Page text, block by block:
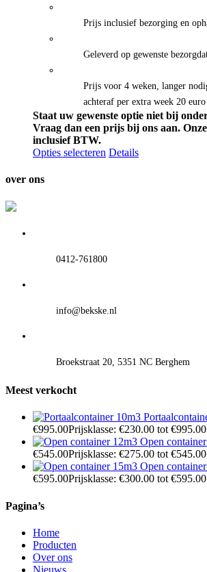
Prijs inclusief bezorging en
Geleverd op gewenste
Prijs voor 4 weken, langer
achteraf per extra week 20
Staat uw gewenste optie niet bij
Vraag dan een prijs bij ons aan.
inclusief BTW.
Opties selecteren Details
over ons
0412-761800
info@bekske.nl
Broekstraat 20, 5351 NC Berghem
Meest verkocht
€995.00Prijsklasse: €230.00 tot €995.00
Open
€545.00Prijsklasse: €275.00 tot €545.00
Open
€595.00Prijsklasse: €300.00 tot €595.00
Pagina’s
Home
Producten
Over ons
Nieuws